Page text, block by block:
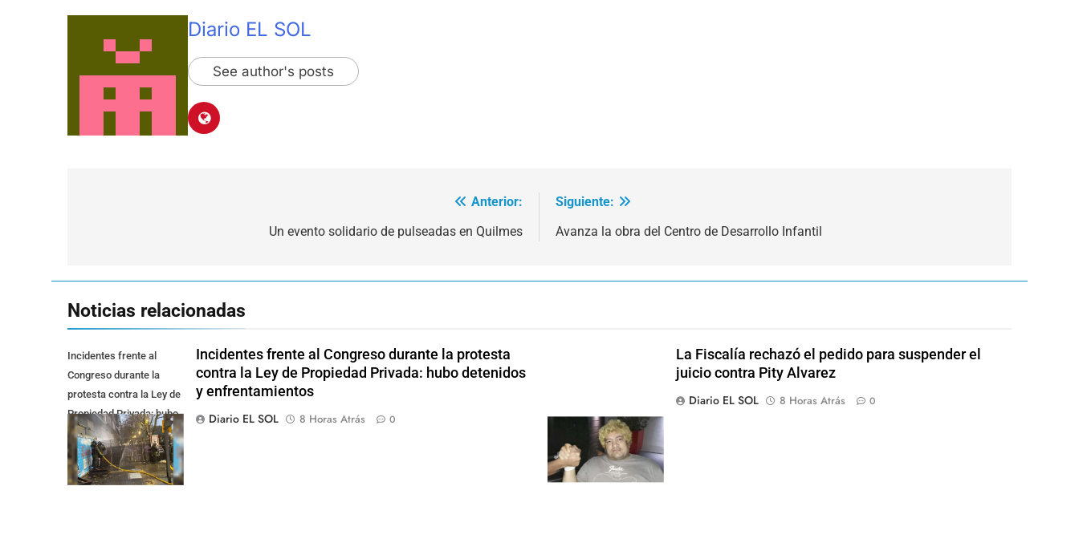
Diario EL SOL
See author's posts
Anterior:
Un evento solidario de pulseadas en Quilmes
Siguiente:
Avanza la obra del Centro de Desarrollo Infantil
Noticias relacionadas
Incidentes frente al
Congreso durante la
protesta contra la Ley de
Propiedad Privada: hubo
detenidos y
enfrentamientos
Incidentes frente al Congreso durante la protesta
contra la Ley de Propiedad Privada: hubo detenidos
y enfrentamientos
Diario EL SOL
8 Horas Atrás 0
La Fiscalía rechazó el pedido para suspender el
juicio contra Pity Alvarez
Diario EL SOL
8 Horas Atrás 0